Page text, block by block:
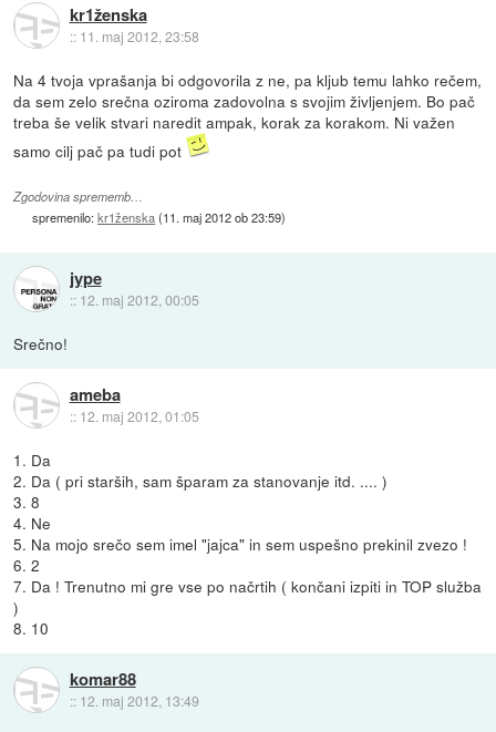
kr1ženska
:: 11. maj 2012, 23:58
Na 4 tvoja vprašanja bi odgovorila z ne, pa kljub temu lahko rečem,
da sem zelo srečna oziroma zadovolna s svojim življenjem. Bo pač
treba še velik stvari naredit ampak, korak za korakom. Ni važen
samo cilj pač pa tudi pot
Zgodovina sprememb…
spremenilo:kr1ženska(11. maj 2012 ob 23:59)
jype
:: 12. maj 2012, 00:05
Srečno!
ameba
:: 12. maj 2012, 01:05
1. Da
2. Da ( pri starših, sam šparam za stanovanje itd. .... )
3. 8
4. Ne
5. Na mojo srečo sem imel "jajca" in sem uspešno prekinil zvezo !
6. 2
7. Da ! Trenutno mi gre vse po načrtih ( končani izpiti in TOP služba
)
8. 10
komar88
:: 12. maj 2012, 13:49